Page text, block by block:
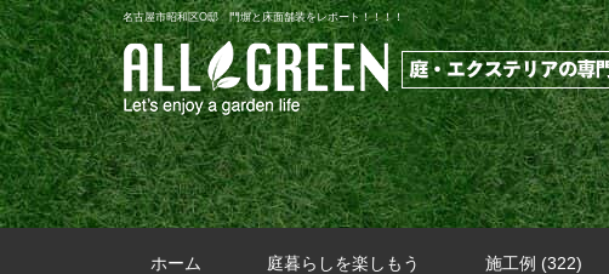
名古屋市昭和区O邸 門塀と床面舗装をレポート！！！！
ホーム 庭暮らしを楽しもう 施工例 (322)